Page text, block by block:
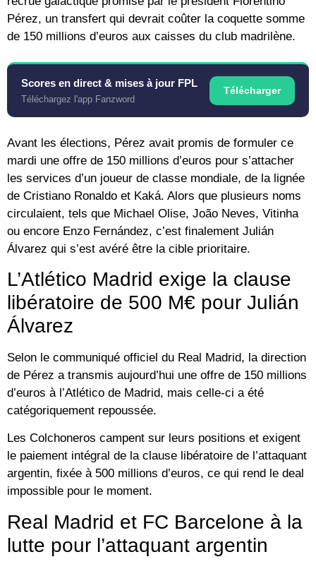
Pérez, un transfert qui devrait coûter la coquette somme
de 150 millions d’euros aux caisses du club madrilène.
Scores en direct & mises à jour FPL
Téléchargez l'app Fanzword
Télécharger
Avant les élections, Pérez avait promis de formuler ce
mardi une offre de 150 millions d’euros pour s’attacher
les services d’un joueur de classe mondiale, de la lignée
de Cristiano Ronaldo et Kaká. Alors que plusieurs noms
circulaient, tels que Michael Olise, João Neves, Vitinha
ou encore Enzo Fernández, c’est finalement Julián
Álvarez qui s’est avéré être la cible prioritaire.
L’Atlético Madrid exige la clause
libératoire de 500 M€ pour Julián
Álvarez
Selon le communiqué officiel du Real Madrid, la direction
de Pérez a transmis aujourd’hui une offre de 150 millions
d’euros à l’Atlético de Madrid, mais celle-ci a été
catégoriquement repoussée.
Les Colchoneros campent sur leurs positions et exigent
le paiement intégral de la clause libératoire de l’attaquant
argentin, fixée à 500 millions d’euros, ce qui rend le deal
impossible pour le moment.
Real Madrid et FC Barcelone à la
lutte pour l’attaquant argentin